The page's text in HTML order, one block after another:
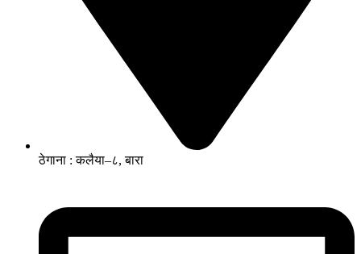
ठेगाना : कलैया–८, बारा